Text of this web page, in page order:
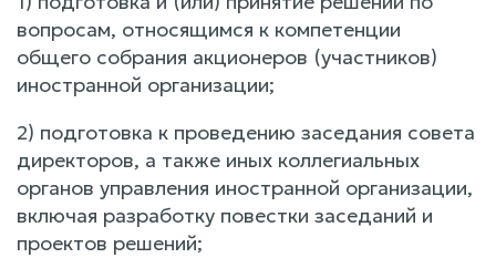
вопросам, относящимся к компетенции
общего собрания акционеров (участников)
иностранной организации;
2) подготовка к проведению заседания совета
директоров, а также иных коллегиальных
органов управления иностранной организации,
включая разработку повестки заседаний и
проектов решений;